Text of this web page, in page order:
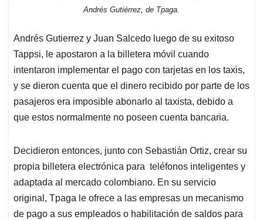
Andrés Gutiérrez, de Tpaga.
Andrés Gutierrez y Juan Salcedo luego de su exitoso
Tappsi, le apostaron a la billetera móvil cuando
intentaron implementar el pago con tarjetas en los taxis,
y se dieron cuenta que el dinero recibido por parte de los
pasajeros era imposible abonarlo al taxista, debido a
que estos normalmente no poseen cuenta bancaria.
Decidieron entonces, junto con Sebastián Ortiz, crear su
propia billetera electrónica para teléfonos inteligentes y
adaptada al mercado colombiano. En su servicio
original, Tpaga le ofrece a las empresas un mecanismo
de pago a sus empleados o habilitación de saldos para